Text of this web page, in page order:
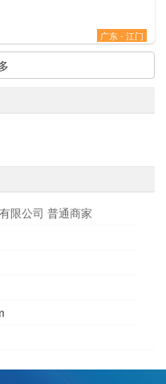
广东 - 江门
限公司 普通商家